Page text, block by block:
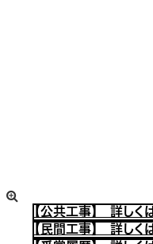
【公共工事】 詳しく
【民間工事】 詳しく